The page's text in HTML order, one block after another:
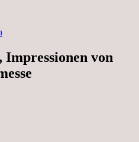
Impressionen von